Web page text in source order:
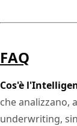
FAQ
Cos'è
che analizzano,
underwriting,